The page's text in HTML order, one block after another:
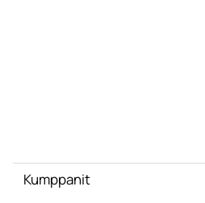
Kumppanit